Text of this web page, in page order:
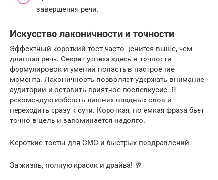
завершения речи.
Искусство лаконичности и точности
Эффектный короткий тост часто ценится выше, чем
длинная речь. Секрет успеха здесь в точности
формулировок и умении попасть в настроение
момента. Лаконичность позволяет удержать внимание
аудитории и оставить приятное послевкусие. Я
рекомендую избегать лишних вводных слов и
переходить сразу к сути. Короткая, но емкая фраза бьет
точно в цель и запоминается надолго.
Короткие тосты для СМС и быстрых поздравлений:
За жизнь, полную красок и драйва! 🥂